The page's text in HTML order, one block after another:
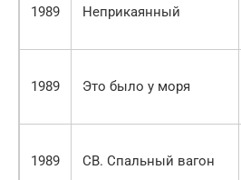
1989 Неприкаянный
1989 Это было у моря
1989 СВ. Спальный вагон